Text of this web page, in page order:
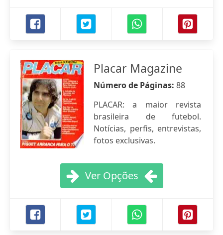
Placar Magazine
Número de Páginas: 88
PLACAR: a maior revista
brasileira de futebol.
Notícias, perfis, entrevistas,
fotos exclusivas.
Ver Opções